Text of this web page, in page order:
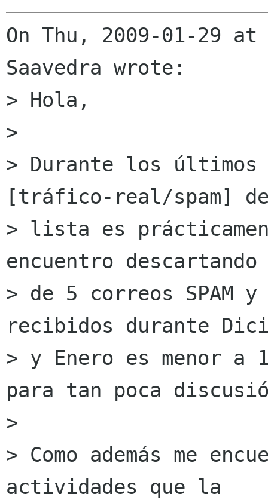
On Thu, 2009-01-29
Saavedra wrote:
> Hola,
>
> Durante los últimos
[tráfico-real/spam]
> lista es
encuentro
> de 5 correos SPAM
recibidos durante
> y Enero es menor a
para tan poca
>
> Como además me
actividades que la